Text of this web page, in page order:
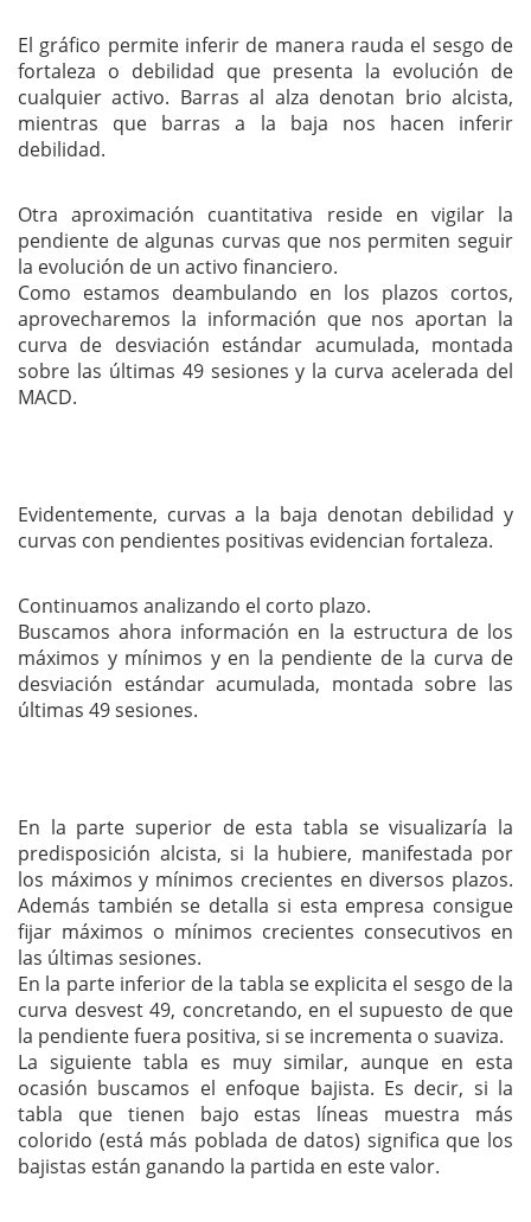
El gráfico permite inferir de manera rauda el sesgo de
fortaleza o debilidad que presenta la evolución de
cualquier activo. Barras al alza denotan brio alcista,
mientras que barras a la baja nos hacen inferir
debilidad.
Otra aproximación cuantitativa reside en vigilar la
pendiente de algunas curvas que nos permiten seguir
la evolución de un activo financiero.
Como estamos deambulando en los plazos cortos,
aprovecharemos la información que nos aportan la
curva de desviación estándar acumulada, montada
sobre las últimas 49 sesiones y la curva acelerada del
MACD.
Evidentemente, curvas a la baja denotan debilidad y
curvas con pendientes positivas evidencian fortaleza.
Continuamos analizando el corto plazo.
Buscamos ahora información en la estructura de los
máximos y mínimos y en la pendiente de la curva de
desviación estándar acumulada, montada sobre las
últimas 49 sesiones.
En la parte superior de esta tabla se visualizaría la
predisposición alcista, si la hubiere, manifestada por
los máximos y mínimos crecientes en diversos plazos.
Además también se detalla si esta empresa consigue
fijar máximos o mínimos crecientes consecutivos en
las últimas sesiones.
En la parte inferior de la tabla se explicita el sesgo de la
curva desvest 49, concretando, en el supuesto de que
la pendiente fuera positiva, si se incrementa o suaviza.
La siguiente tabla es muy similar, aunque en esta
ocasión buscamos el enfoque bajista. Es decir, si la
tabla que tienen bajo estas líneas muestra más
colorido (está más poblada de datos) significa que los
bajistas están ganando la partida en este valor.